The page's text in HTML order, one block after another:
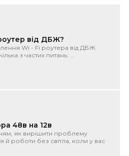
Як заживити Wi-Fi роутер від ДБЖ?
від ДБЖ
відповідає одразу на декілька з частих питань: ...
48в на 12в
як вирішити проблему
роботи без світла, коли у вас